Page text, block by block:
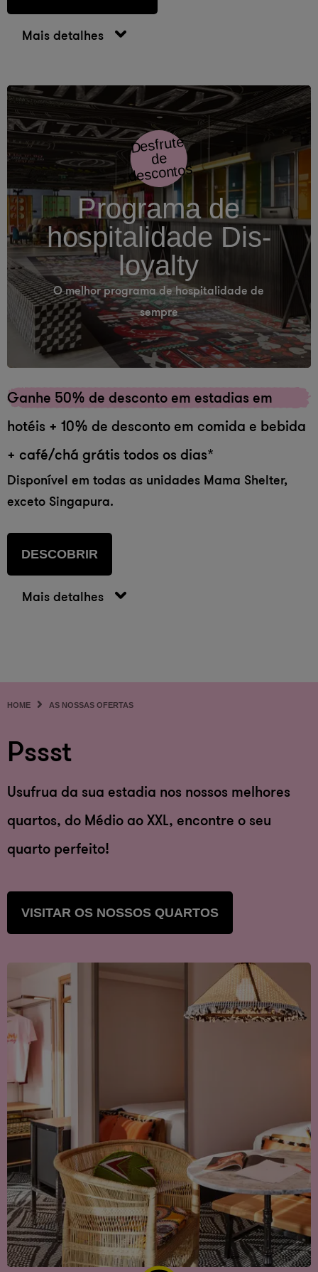
Mais detalhes
Desfrute
de
descontos
Programa de
hospitalidade Dis-
loyalty
O melhor programa de hospitalidade de
sempre
Ganhe 50% de desconto em estadias em
hotéis + 10% de desconto em comida e bebida
+ café/chá grátis todos os dias*
Disponível em todas as unidades Mama Shelter,
exceto Singapura.
Mais detalhes
DESCOBRIR
HOME AS NOSSAS OFERTAS
Pssst
Usufrua da sua estadia nos nossos melhores
quartos, do Médio ao XXL, encontre o seu
quarto perfeito!
VISITAR OS NOSSOS QUARTOS